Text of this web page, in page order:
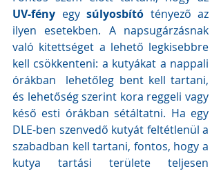
UV-fény egy súlyosbító tényező az
ilyen esetekben. A napsugárzásnak
való kitettséget a lehető legkisebbre
kell csökkenteni: a kutyákat a nappali
órákban  lehetőleg bent kell tartani,
és lehetőség szerint kora reggeli vagy
késő esti órákban sétáltatni. Ha egy
DLE-ben szenvedő kutyát feltétlenül a
szabadban kell tartani, fontos, hogy a
kutya tartási területe teljesen